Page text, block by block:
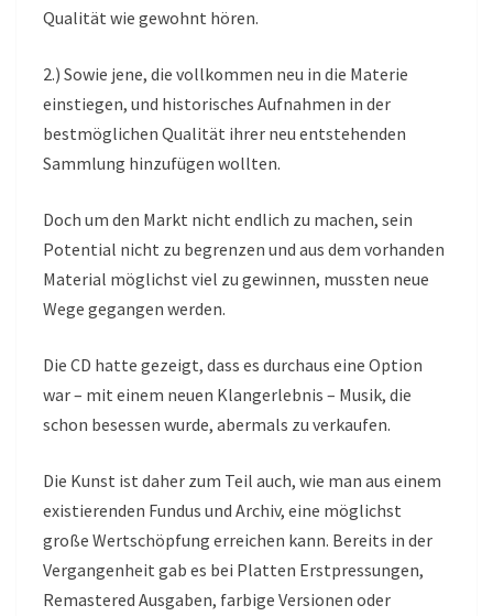
Qualität wie gewohnt hören.
2.) Sowie jene, die vollkommen neu in die Materie
einstiegen, und historisches Aufnahmen in der
bestmöglichen Qualität ihrer neu entstehenden
Sammlung hinzufügen wollten.
Doch um den Markt nicht endlich zu machen, sein
Potential nicht zu begrenzen und aus dem vorhanden
Material möglichst viel zu gewinnen, mussten neue
Wege gegangen werden.
Die CD hatte gezeigt, dass es durchaus eine Option
war – mit einem neuen Klangerlebnis – Musik, die
schon besessen wurde, abermals zu verkaufen.
Die Kunst ist daher zum Teil auch, wie man aus einem
existierenden Fundus und Archiv, eine möglichst
große Wertschöpfung erreichen kann. Bereits in der
Vergangenheit gab es bei Platten Erstpressungen,
Remastered Ausgaben, farbige Versionen oder